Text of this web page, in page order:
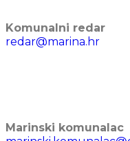
Komunalni redar
redar@marina.hr
Marinski komunalac